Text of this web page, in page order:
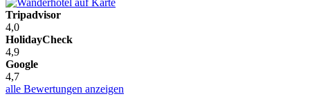
Tripadvisor
4,0
HolidayCheck
4,9
Google
4,7
alle Bewertungen anzeigen